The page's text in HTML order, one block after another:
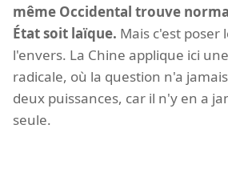
même Occidental trouve
État soit laïque. Mais c'est poser
l'envers. La Chine applique ici
radicale, où la question n'a
deux puissances, car il n'y en a
seule.